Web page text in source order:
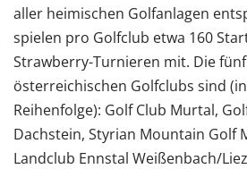
aller heimischen Golfanlagen
spielen pro Golfclub etwa 160
Strawberry-Turnieren mit. Die
österreichischen Golfclubs sind
Reihenfolge): Golf Club Murtal,
Dachstein, Styrian Mountain Golf
Landclub Ennstal Weißenbach/